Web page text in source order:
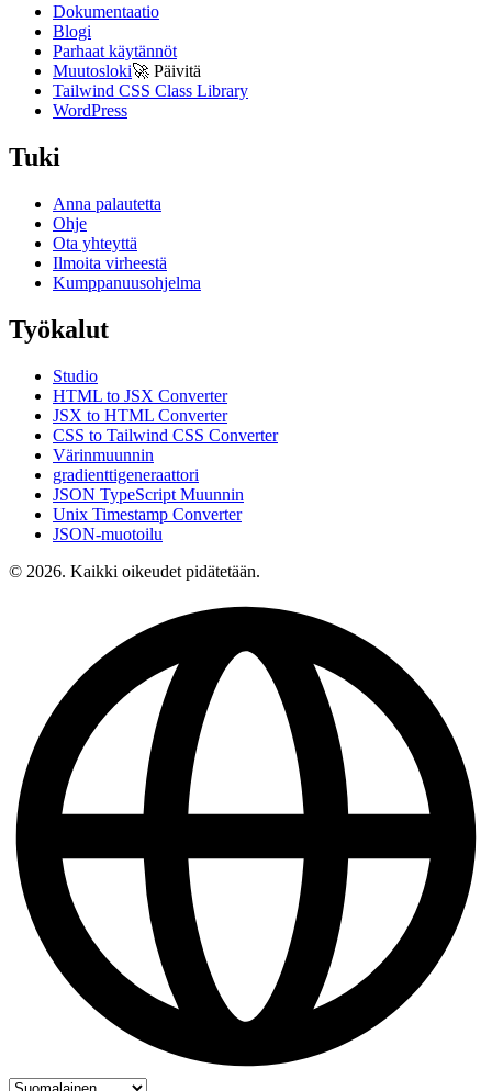
Dokumentaatio
Blogi
Parhaat käytännöt
Muutosloki🚀 Päivitä
Tailwind CSS Class Library
WordPress
Tuki
Anna palautetta
Ohje
Ota yhteyttä
Ilmoita virheestä
Kumppanuusohjelma
Työkalut
Studio
HTML to JSX Converter
JSX to HTML Converter
CSS to Tailwind CSS Converter
Värinmuunnin
gradienttigeneraattori
JSON TypeScript Muunnin
Unix Timestamp Converter
JSON-muotoilu
© 2026. Kaikki oikeudet pidätetään.